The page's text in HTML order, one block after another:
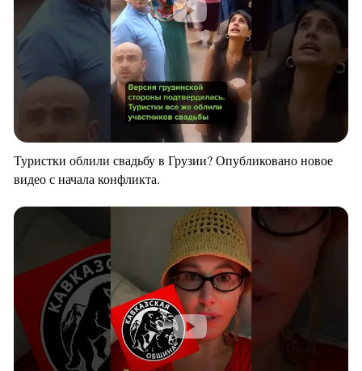
Туристки облили свадьбу в Грузии? Опубликовано новое
видео с начала конфликта.